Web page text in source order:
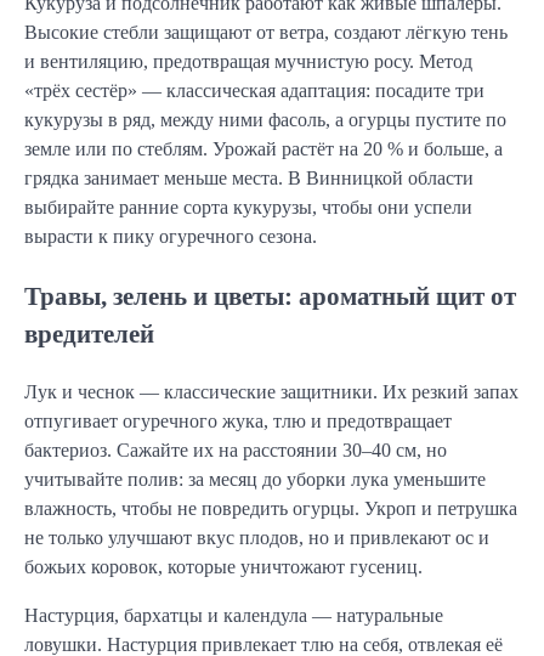
Высокие стебли защищают от ветра, создают лёгкую тень
и вентиляцию, предотвращая мучнистую росу. Метод
«трёх сестёр» — классическая адаптация: посадите три
кукурузы в ряд, между ними фасоль, а огурцы пустите по
земле или по стеблям. Урожай растёт на 20 % и больше, а
грядка занимает меньше места. В Винницкой области
выбирайте ранние сорта кукурузы, чтобы они успели
вырасти к пику огуречного сезона.
Травы, зелень и цветы: ароматный щит от
вредителей
Лук и чеснок — классические защитники. Их резкий запах
отпугивает огуречного жука, тлю и предотвращает
бактериоз. Сажайте их на расстоянии 30–40 см, но
учитывайте полив: за месяц до уборки лука уменьшите
влажность, чтобы не повредить огурцы. Укроп и петрушка
не только улучшают вкус плодов, но и привлекают ос и
божьих коровок, которые уничтожают гусениц.
Настурция, бархатцы и календула — натуральные
ловушки. Настурция привлекает тлю на себя, отвлекая её